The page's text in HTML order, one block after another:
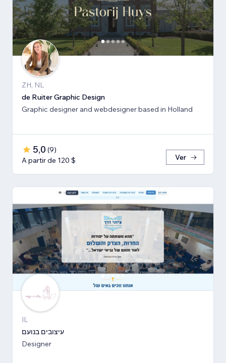
ZH, NL
de Ruiter Graphic Design
Graphic designer and webdesigner based in Holland
5,0 (9)
A partir de 120 $
Ver
IL
עיצובים בנועם
Designer